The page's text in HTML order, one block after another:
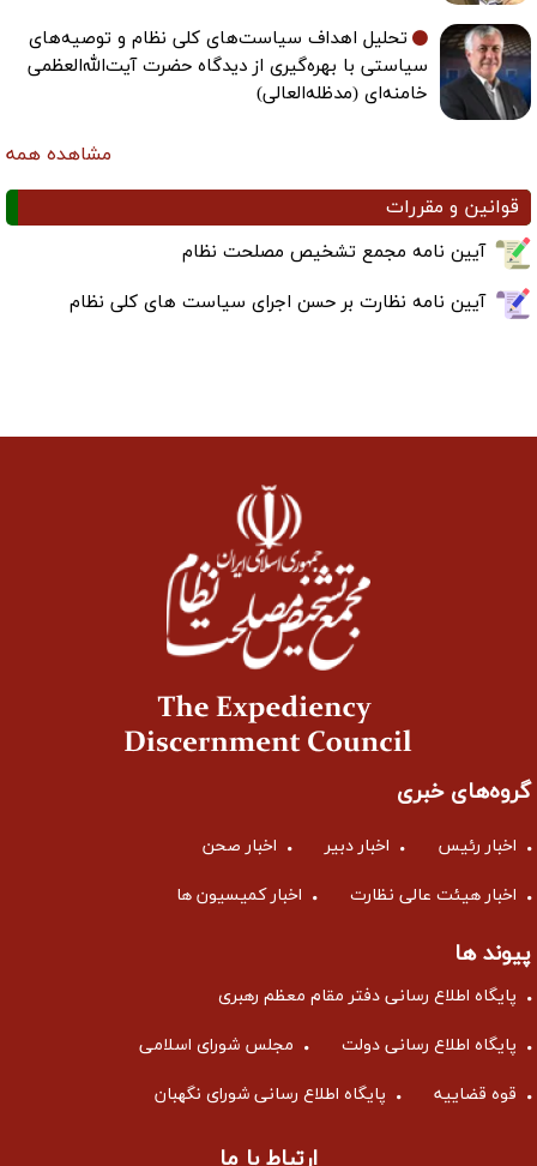
تحلیل اهداف سیاست‌های کلی نظام و توصیه‌های
سیاستی با بهره‌گیری از دیدگاه حضرت آیت‌الله‌العظمی
خامنه‌ای (مدظله‌العالی)
مشاهده همه
قوانین و مقررات
آیین نامه مجمع تشخیص مصلحت نظام
آیین نامه نظارت بر حسن اجرای سیاست های کلی نظام
گروه‌های خبری
اخبار رئیس اخبار دبیر اخبار صحن
اخبار هیئت عالی نظارت اخبار کمیسیون ها
پیوند ها
پایگاه اطلاع رسانی دفتر مقام معظم رهبری
پایگاه اطلاع رسانی دولت مجلس شورای اسلامی
قوه قضاییه پایگاه اطلاع رسانی شورای نگهبان
ارتباط با ما